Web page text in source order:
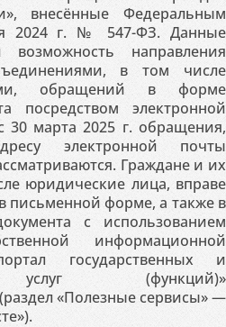
внесённые Федеральным
2024 г. № 547-ФЗ. Данные
направления
в том числе
обращений в форме
посредством электронной
30 марта 2025 г. обращения,
электронной почты
Граждане и их
юридические лица, вправе
письменной форме, а также в
с использованием
информационной
государственных и
услуг (функций)»
(раздел «Полезные сервисы» —